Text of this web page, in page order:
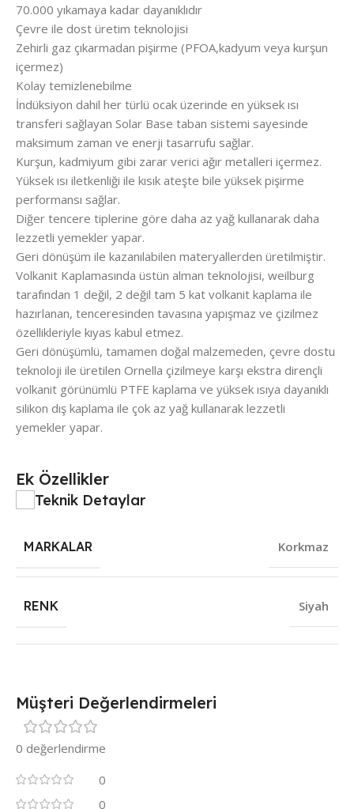
70.000 yıkamaya kadar dayanıklıdır
Çevre ile dost üretim teknolojisi
Zehirli gaz çıkarmadan pişirme (PFOA,kadyum veya kurşun
içermez)
Kolay temizlenebilme
İndüksiyon dahil her türlü ocak üzerinde en yüksek ısı
transferi sağlayan Solar Base taban sistemi sayesinde
maksimum zaman ve enerji tasarrufu sağlar.
Kurşun, kadmiyum gibi zarar verici ağır metalleri içermez.
Yüksek ısı iletkenliği ile kısık ateşte bile yüksek pişirme
performansı sağlar.
Diğer tencere tiplerine göre daha az yağ kullanarak daha
lezzetli yemekler yapar.
Geri dönüşüm ile kazanılabilen materyallerden üretilmiştir.
Volkanit Kaplamasında üstün alman teknolojisi, weilburg
tarafından 1 değil, 2 değil tam 5 kat volkanit kaplama ile
hazırlanan, tenceresinden tavasına yapışmaz ve çizilmez
özellikleriyle kıyas kabul etmez.
Geri dönüşümlü, tamamen doğal malzemeden, çevre dostu
teknoloji ile üretilen Ornella çizilmeye karşı ekstra dirençli
volkanit görünümlü PTFE kaplama ve yüksek ısıya dayanıklı
silikon dış kaplama ile çok az yağ kullanarak lezzetli
yemekler yapar.
Ek Özellikler
Teknik Detaylar
MARKALAR Korkmaz
RENK Siyah
Müşteri Değerlendirmeleri
0 değerlendirme
0
0